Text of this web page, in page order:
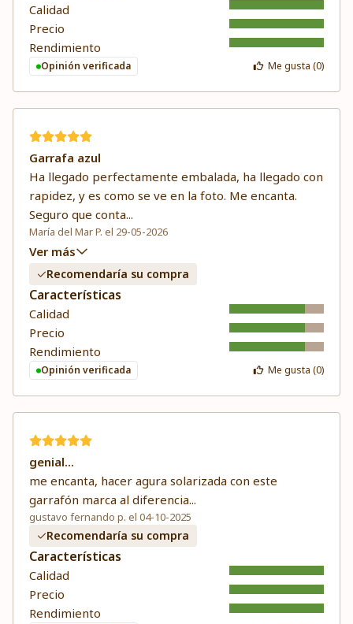
Calidad
Precio
Rendimiento
Opinión verificada Me gusta (0)
Garrafa azul
Ha llegado perfectamente embalada, ha llegado con
rapidez, y es como se ve en la foto. Me encanta.
Seguro que conta...
María del Mar P. el 29-05-2026
Ver más
Recomendaría su compra
Características
Calidad
Precio
Rendimiento
Opinión verificada Me gusta (0)
genial...
me encanta, hacer agura solarizada con este
garrafón marca al diferencia...
gustavo fernando p. el 04-10-2025
Recomendaría su compra
Características
Calidad
Precio
Rendimiento